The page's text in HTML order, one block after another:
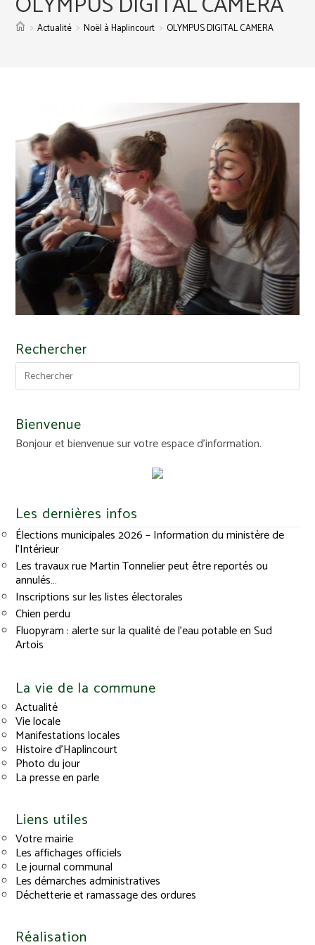
> Actualité > Noël à Haplincourt > OLYMPUS DIGITAL CAMERA
Rechercher
Bienvenue
Bonjour et bienvenue sur votre espace d'information.
Les dernières infos
Élections municipales 2026 – Information du ministère de
l’Intérieur
Les travaux rue Martin Tonnelier peut être reportés ou
annulés…
Inscriptions sur les listes électorales
Chien perdu
Fluopyram : alerte sur la qualité de l’eau potable en Sud
Artois
La vie de la commune
Actualité
Vie locale
Manifestations locales
Histoire d’Haplincourt
Photo du jour
La presse en parle
Liens utiles
Votre mairie
Les affichages officiels
Le journal communal
Les démarches administratives
Déchetterie et ramassage des ordures
Réalisation